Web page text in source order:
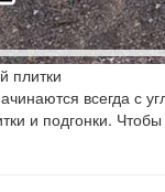
плитки
всегда с
и подгонки.